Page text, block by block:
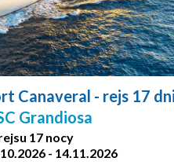
Canaveral - rejs 17
Grandiosa
17 nocy
- 14.11.2026